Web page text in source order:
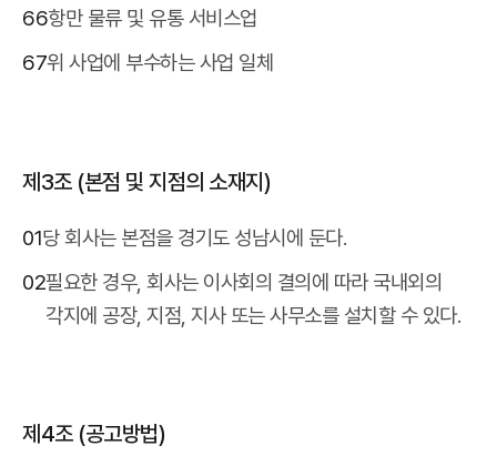
66항만 물류 및 유통 서비스업
67위 사업에 부수하는 사업 일체
제3조 (본점 및 지점의 소재지)
01당 회사는 본점을 경기도 성남시에 둔다.
02필요한 경우, 회사는 이사회의 결의에 따라 국내외의
각지에 공장, 지점, 지사 또는 사무소를 설치할 수 있다.
제4조 (공고방법)